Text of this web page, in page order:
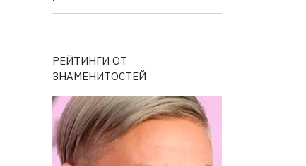
РЕЙТИНГИ ОТ
ЗНАМЕНИТОСТЕЙ